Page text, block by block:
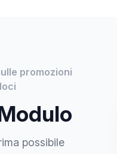
promozioni
possibile